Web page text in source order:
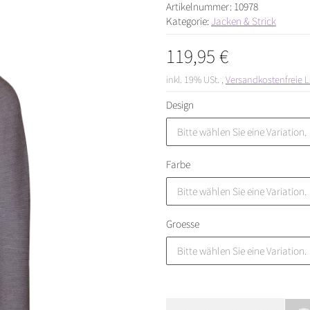
Artikelnummer: 10978
Kategorie: Jacken & Strick
119,95 €
inkl. 19% USt. , Versandkostenfreie
Design
Bitte wählen Sie eine Variation.
Farbe
Bitte wählen Sie eine Variation.
Groesse
Bitte wählen Sie eine Variation.